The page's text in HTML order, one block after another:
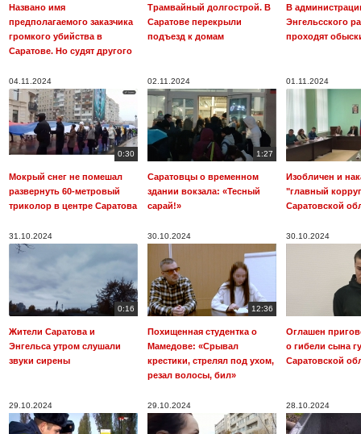
Названо имя
предполагаемого заказчика
громкого убийства в
Саратове. Но судят другого
Трамвайный долгострой. В
Саратове перекрыли
подъезд к домам
В
Энгельсского
проходят
04.11.2024
0:30
Мокрый снег не помешал
развернуть 60-метровый
триколор в центре Саратова
02.11.2024
1:27
Саратовцы о временном
здании вокзала: «Тесный
сарай!»
01.11.2024
Изобличен и
"главный
Саратовской
31.10.2024
0:16
Жители Саратова и
Энгельса утром слушали
звуки сирены
30.10.2024
12:36
Похищенная студентка о
Мамедове: «Срывал
крестики, стрелял под ухом,
резал волосы, бил»
30.10.2024
Оглашен
о гибели сына
Саратовской
29.10.2024 29.10.2024 28.10.2024